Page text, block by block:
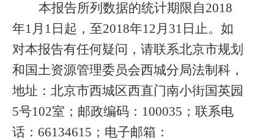
本报告所列数据的统计期限自2018
年1月1日起，至2018年12月31日止。如
对本报告有任何疑问，请联系北京市规划
和国土资源管理委员会西城分局法制科，
地址：北京市西城区西直门南小街国英园
5号102室；邮政编码：100035；联系电
话：66134615；电子邮箱：